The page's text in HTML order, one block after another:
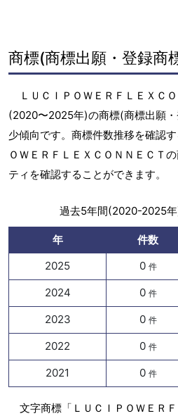
商標(商標出願・登録商
ＬＵＣＩＰＯＷＥＲＦＬＥＸＣ
(2020〜2025年)の商標(商標出願
少傾向です。商標件数推移を確認
ＯＷＥＲＦＬＥＸＣＯＮＮＥＣＴ
ティを確認することができます。
過去5年間(2020-2025
年 件数
2025
0 件
2024 0 件
2023 0 件
2022 0 件
2021 0 件
文字商標「ＬＵＣＩＰＯＷＥＲ